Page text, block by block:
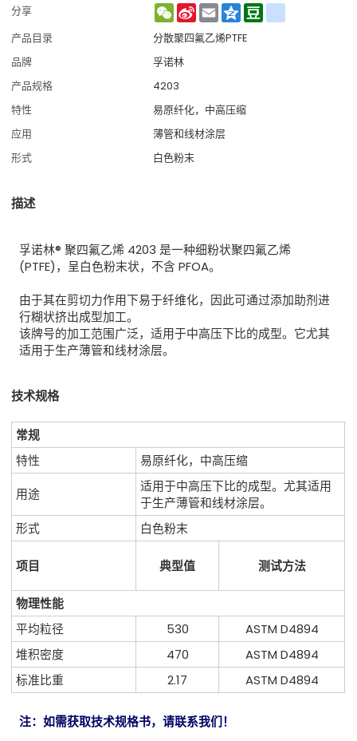
分享 WeChat
Sina
Weibo
EmailQzoneDouban
产品目录
分散聚四氟乙烯PTFE
品牌
孚诺林
产品规格
4203
特性
易原纤化，中高压缩
应用
薄管和线材涂层
形式
白色粉末
描述
孚诺林® 聚四氟乙烯 4203 是一种细粉状聚四氟乙烯
(PTFE)，呈白色粉末状，不含 PFOA。
由于其在剪切力作用下易于纤维化，因此可通过添加助剂进
行糊状挤出成型加工。
该牌号的加工范围广泛，适用于中高压下比的成型。它尤其
适用于生产薄管和线材涂层。
技术规格
常规
特性
易原纤化，中高压缩
用途
适用于中高压下比的成型。尤其适用
于生产薄管和线材涂层。
形式
白色粉末
项目 典型值 测试方法
物理性能
平均粒径
530
ASTM D4894
堆积密度
470
ASTM D4894
标准比重
2.17 ASTM D4894
注：如需获取技术规格书，请联系我们！